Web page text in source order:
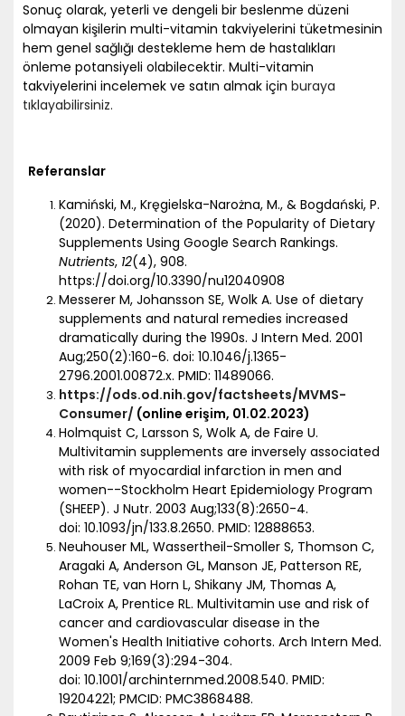
Sonuç olarak, yeterli ve dengeli bir beslenme düzeni
olmayan kişilerin multi-vitamin takviyelerini tüketmesinin
hem genel sağlığı destekleme hem de hastalıkları
önleme potansiyeli olabilecektir. Multi-vitamin
takviyelerini incelemek ve satın almak için buraya
tıklayabilirsiniz.
Referanslar
Kamiński, M., Kręgielska-Narożna, M., & Bogdański, P.
(2020). Determination of the Popularity of Dietary
Supplements Using Google Search Rankings.
Nutrients, 12(4), 908.
https://doi.org/10.3390/nu12040908
Messerer M, Johansson SE, Wolk A. Use of dietary
supplements and natural remedies increased
dramatically during the 1990s. J Intern Med. 2001
Aug;250(2):160-6. doi: 10.1046/j.1365-
2796.2001.00872.x. PMID: 11489066.
https://ods.od.nih.gov/factsheets/MVMS-
Consumer/ (online erişim, 01.02.2023)
Holmquist C, Larsson S, Wolk A, de Faire U.
Multivitamin supplements are inversely associated
with risk of myocardial infarction in men and
women--Stockholm Heart Epidemiology Program
(SHEEP). J Nutr. 2003 Aug;133(8):2650-4.
doi: 10.1093/jn/133.8.2650. PMID: 12888653.
Neuhouser ML, Wassertheil-Smoller S, Thomson C,
Aragaki A, Anderson GL, Manson JE, Patterson RE,
Rohan TE, van Horn L, Shikany JM, Thomas A,
LaCroix A, Prentice RL. Multivitamin use and risk of
cancer and cardiovascular disease in the
Women's Health Initiative cohorts. Arch Intern Med.
2009 Feb 9;169(3):294-304.
doi: 10.1001/archinternmed.2008.540. PMID:
19204221; PMCID: PMC3868488.